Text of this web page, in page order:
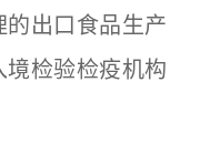
出口食品生产
检验检疫机构